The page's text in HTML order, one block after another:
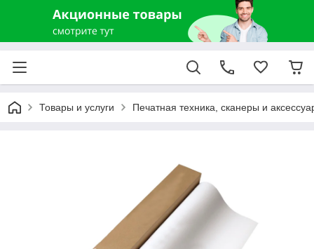
Товары и услуги Печатная техника, сканеры и